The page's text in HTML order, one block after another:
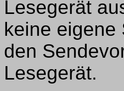
Lesegerät
keine eigene
den
Lesegerät.